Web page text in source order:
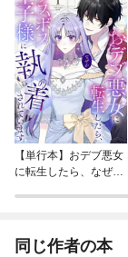
【単行本】おデブ悪女
に転生したら、なぜか
同じ作者の本